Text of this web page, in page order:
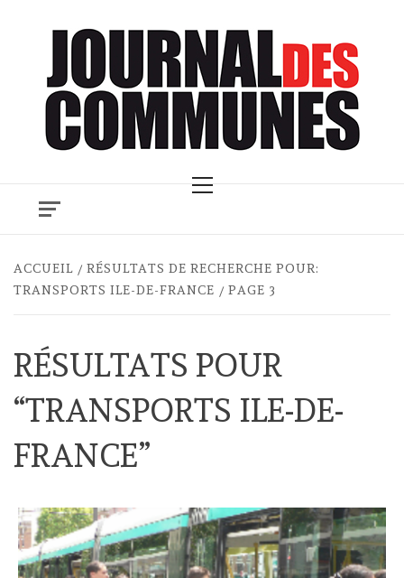
Menu
ACCUEIL
RÉSULTATS DE RECHERCHE POUR:
TRANSPORTS ILE-DE-FRANCE
PAGE 3
RÉSULTATS POUR
“TRANSPORTS ILE-DE-
FRANCE”